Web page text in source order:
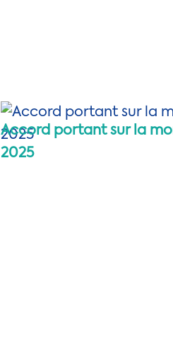
Accord portant sur la
2025